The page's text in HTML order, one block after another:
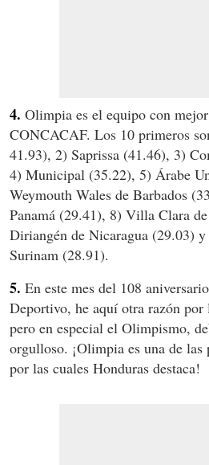
4. Olimpia es el equipo con
CONCACAF. Los 10 primeros
41.93), 2) Saprissa (41.46), 3)
4) Municipal (35.22), 5) Árabe
Weymouth Wales de Barbados
Panamá (29.41), 8) Villa Clara
Diriangén de Nicaragua (29.03)
Surinam (28.91).
5. En este mes del 108
Deportivo, he aquí otra razón por
pero en especial el Olimpismo,
orgulloso. ¡Olimpia es una de las
por las cuales Honduras destaca!